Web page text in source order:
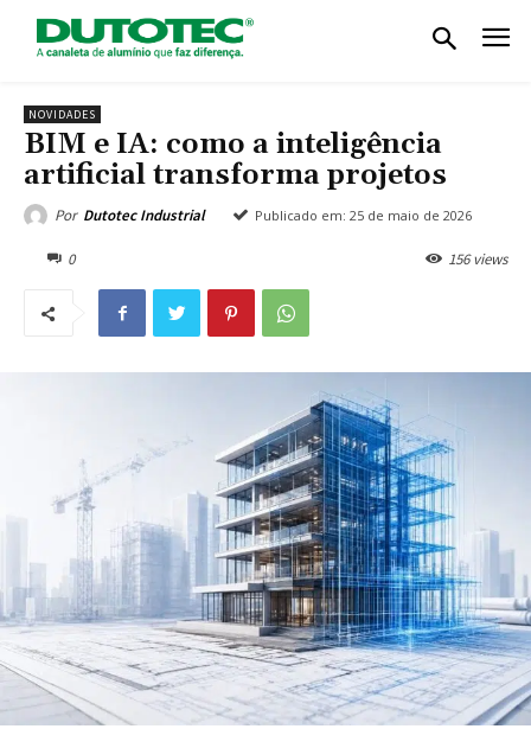
NOVIDADES
BIM e IA: como a inteligência
artificial transforma projetos
Por Dutotec Industrial Publicado em: 25 de maio de 2026
0 156 views